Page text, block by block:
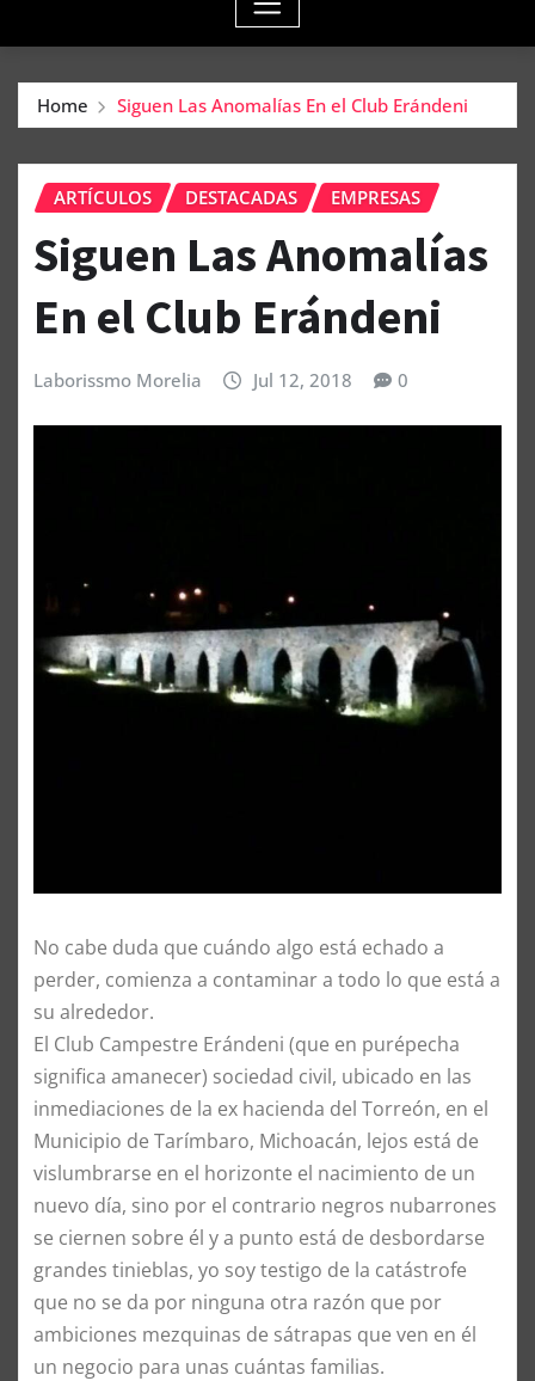
Home Siguen Las Anomalías En el Club Erándeni
ARTÍCULOS DESTACADAS EMPRESAS
Siguen Las Anomalías
En el Club Erándeni
Laborissmo Morelia Jul 12, 2018 0
No cabe duda que cuándo algo está echado a
perder, comienza a contaminar a todo lo que está a
su alrededor.
El Club Campestre Erándeni (que en purépecha
significa amanecer) sociedad civil, ubicado en las
inmediaciones de la ex hacienda del Torreón, en el
Municipio de Tarímbaro, Michoacán, lejos está de
vislumbrarse en el horizonte el nacimiento de un
nuevo día, sino por el contrario negros nubarrones
se ciernen sobre él y a punto está de desbordarse
grandes tinieblas, yo soy testigo de la catástrofe
que no se da por ninguna otra razón que por
ambiciones mezquinas de sátrapas que ven en él
un negocio para unas cuántas familias.